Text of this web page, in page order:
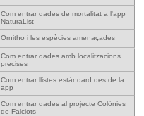
Com entrar dades de mortalitat a l'app
NaturaList
Ornitho i les espècies amenaçades
Com entrar dades amb localitzacions
precises
Com entrar llistes estàndard des de la
app
Com entrar dades al projecte Colònies
de Falciots